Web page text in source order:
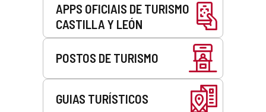
APPS OFICIAIS DE TURISMO
CASTILLA Y LEÓN
POSTOS DE TURISMO
GUIAS TURÍSTICOS